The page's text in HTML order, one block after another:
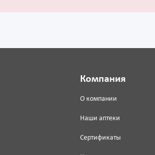
Компания
О компании
Наши аптеки
Сертификаты